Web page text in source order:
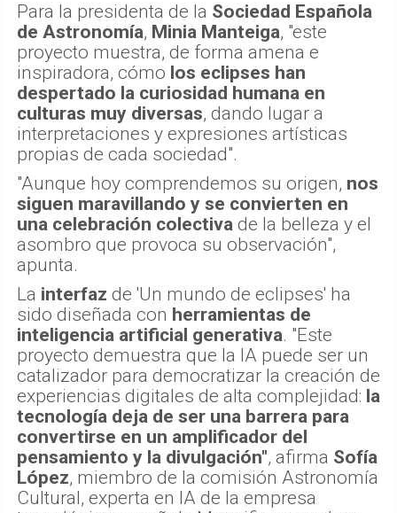
Para la presidenta de la Sociedad Española
de Astronomía, Minia Manteiga, "este
proyecto muestra, de forma amena e
inspiradora, cómo los eclipses han
despertado la curiosidad humana en
culturas muy diversas, dando lugar a
interpretaciones y expresiones artísticas
propias de cada sociedad".
"Aunque hoy comprendemos su origen, nos
siguen maravillando y se convierten en
una celebración colectiva de la belleza y el
asombro que provoca su observación",
apunta.
La interfaz de 'Un mundo de eclipses' ha
sido diseñada con herramientas de
inteligencia artificial generativa. "Este
proyecto demuestra que la IA puede ser un
catalizador para democratizar la creación de
experiencias digitales de alta complejidad: la
tecnología deja de ser una barrera para
convertirse en un amplificador del
pensamiento y la divulgación", afirma Sofía
López, miembro de la comisión Astronomía
Cultural, experta en IA de la empresa